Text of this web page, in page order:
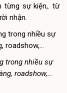
từng sự kiện,. từ
nhận.
trong nhiều sự
roadshow,…